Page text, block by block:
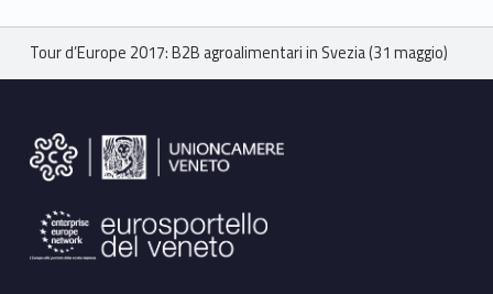
Breadcrumbs navigation
Tour d’Europe 2017: B2B agroalimentari in Svezia (31 maggio)